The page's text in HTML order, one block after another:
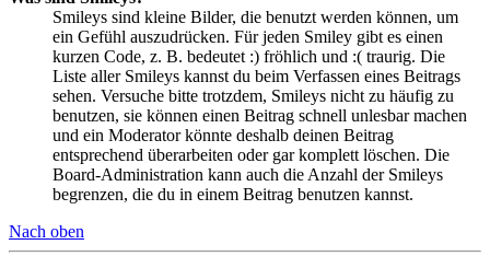
Smileys sind kleine Bilder, die benutzt werden können, um
ein Gefühl auszudrücken. Für jeden Smiley gibt es einen
kurzen Code, z. B. bedeutet :) fröhlich und :( traurig. Die
Liste aller Smileys kannst du beim Verfassen eines Beitrags
sehen. Versuche bitte trotzdem, Smileys nicht zu häufig zu
benutzen, sie können einen Beitrag schnell unlesbar machen
und ein Moderator könnte deshalb deinen Beitrag
entsprechend überarbeiten oder gar komplett löschen. Die
Board-Administration kann auch die Anzahl der Smileys
begrenzen, die du in einem Beitrag benutzen kannst.
Nach oben